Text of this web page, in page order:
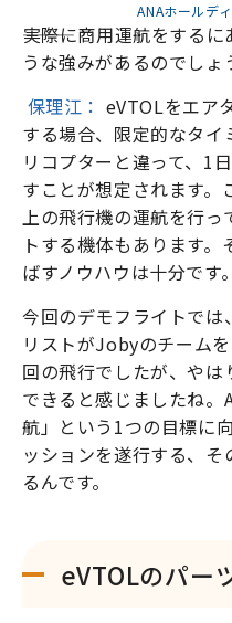
ANAホールデ
―――実際に商用運航をする
うな強みがあるのでしょ
保理江： eVTOLをエア
する場合、限定的なタ
リコプターと違って、1
すことが想定されます
上の飛行機の運航を行っ
トする機体もあります
ばすノウハウは十分です。
今回のデモフライトでは
リストがJobyのチーム
回の飛行でしたが、やは
できると感じましたね。
航」という1つの目標に
ッションを遂行する、
るんです。
eVTOLのパー